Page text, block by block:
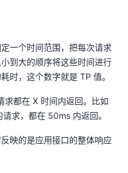
一个时间范围，把每次请求
到大的顺序将这些时间进行
时，这个数字就是 TP 值。
求都在 X 时间内返回。比如
求，都在 50ms 内返回。
映的是应用接口的整体响应